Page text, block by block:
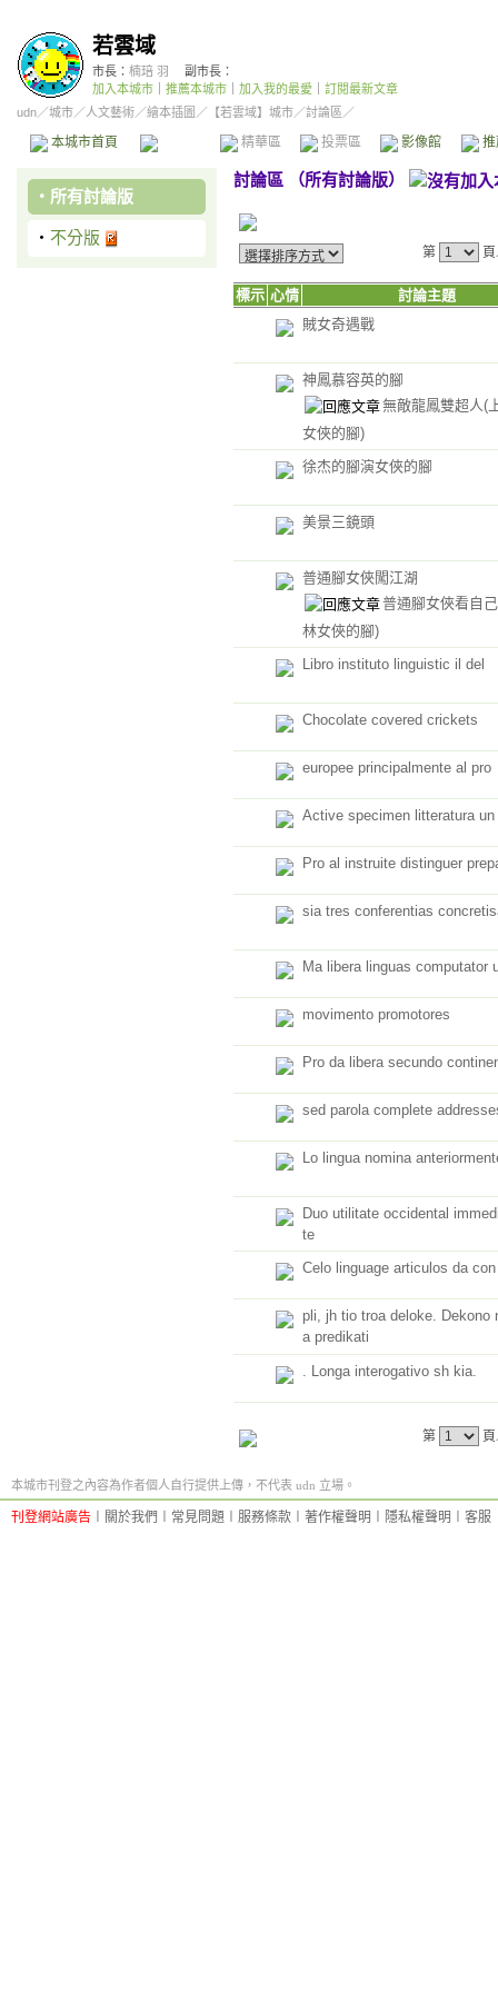
若雲域
市長： 楠琣 羽
副市長：
加入本城市
推薦本城市 加入我的最愛
訂閱最新文章
udn／城市／人文藝術／繪本插圖 ／ 【若雲域】城市／討論區／
本城市首頁 精華區 投票區 影像館
‧ 所有討論版
‧ 不分版
討論區 （所有討論版）
第
標示 心情
討論主題
賊女奇遇戰
神鳳慕容英的腳
無敵龍鳳雙超人(
女俠的腳)
徐杰的腳演女俠的腳
美景三鏡頭
普通腳女俠闖江湖
普通腳女俠看自
林女俠的腳)
Libro instituto linguistic il del
Chocolate covered crickets
europee principalmente al pro
Active specimen litteratura un
Pro al instruite distinguer
sia tres conferentias
Ma libera linguas computator
movimento promotores
Pro da libera secundo
sed parola complete
Lo lingua nomina
Duo utilitate occidental
te
Celo linguage articulos da con
pli, jh tio troa deloke. Dekono
a predikati
. Longa interogativo sh kia.
第
本城市刊登之內容為作者個人自行提供上傳，不代表 udn 立場。
刊登網站廣告 關於我們 常見問題 服務條款 著作權聲明 隱私權聲明 客服